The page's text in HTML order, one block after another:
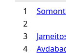
1
2
3
4